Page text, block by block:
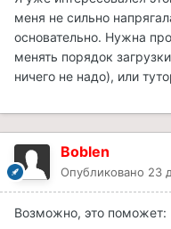
меня не сильно
основательно. Нужна
менять порядок
ничего не надо), или
Boblen
Опубликовано 23
Возможно, это поможет: